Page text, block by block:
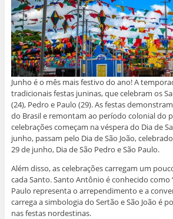
Junho é o mês mais festivo do ano! A
tradicionais festas juninas, que celebram os
(24), Pedro e Paulo (29). As festas
do Brasil e remontam ao período colonial do
celebrações começam na véspera do Dia de
junho, passam pelo Dia de São João,
29 de junho, Dia de São Pedro e São Paulo.
Além disso, as celebrações carregam um
cada Santo. Santo Antônio é conhecido como
Paulo representa o arrependimento e a
carrega a simbologia do Sertão e São João é
nas festas nordestinas.